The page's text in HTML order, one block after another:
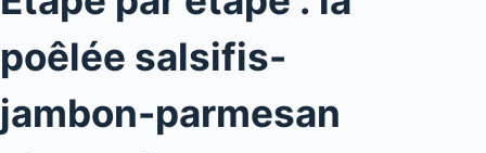
poêlée salsifis-
jambon-parmesan